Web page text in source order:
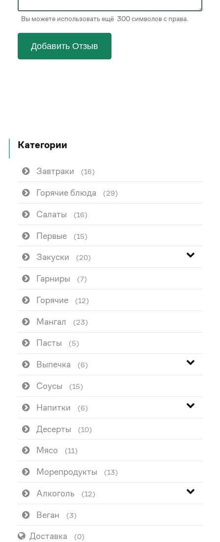
Вы можете использовать ещё 300 символов с права.
Добавить Отзыв
Категории
Завтраки (16)
Горячие блюда (29)
Салаты (16)
Первые (15)
Закуски (20)
Гарниры (7)
Горячие (12)
Мангал (23)
Пасты (5)
Выпечка (6)
Соусы (15)
Напитки (6)
Десерты (10)
Мясо (11)
Морепродукты (13)
Алкоголь (12)
Веган (3)
Доставка (0)